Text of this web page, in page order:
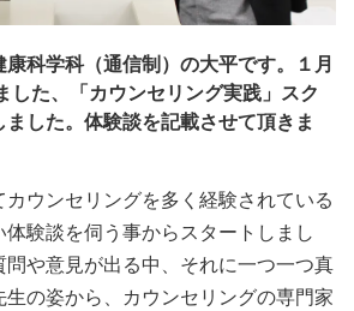
科学科（通信制）の大平です。１月
した、「カウンセリング実践」スク
した。体験談を記載させて頂きま
カウンセリングを多く経験されている
験談を伺う事からスタートしまし
や意見が出る中、それに一つ一つ真
の姿から、カウンセリングの専門家